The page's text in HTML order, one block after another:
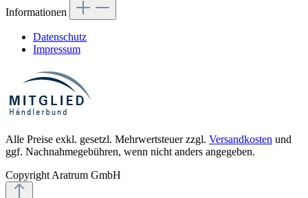
Informationen
Datenschutz
Impressum
Alle Preise exkl. gesetzl. Mehrwertsteuer zzgl. Versandkosten und
ggf. Nachnahmegebühren, wenn nicht anders angegeben.
Copyright Aratrum GmbH